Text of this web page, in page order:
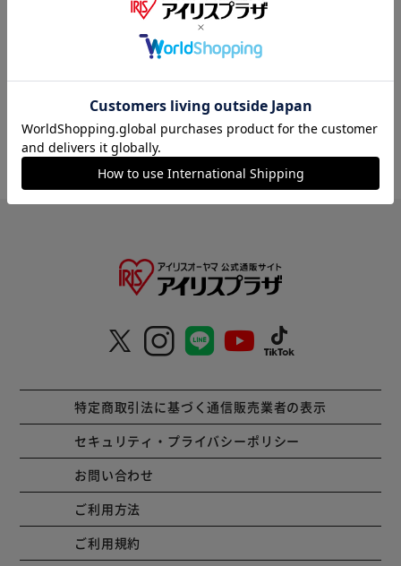
メッシュチェアのオフィスチェア
リクライニングチェア・ゲーミングチェアのオフィスチェア
布張りチェア・ファブリックチェアのオフィスチェア
レザーチェアのオフィスチェア
スタッキングチェア・ミーティングチェアのオフィスチェア
HOME 寝具・インテリア
特定商取引法に基づく通信販売業者の表示
セキュリティ・プライバシーポリシー
お問い合わせ
ご利用方法
ご利用規約